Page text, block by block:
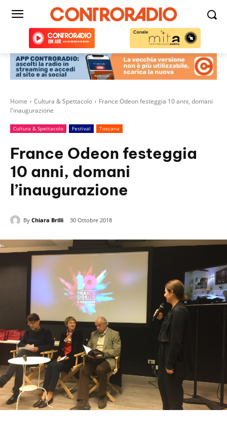
Home Cultura & Spettacolo
France Odeon festeggia 10 anni, domani
l'inaugurazione
Cultura & Spettacolo Festival Toscana
France Odeon festeggia
10 anni, domani
l’inaugurazione
By Chiara Brilli 30 Ottobre 2018